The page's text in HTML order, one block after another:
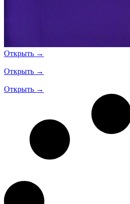
Открыть →
Открыть →
Открыть →